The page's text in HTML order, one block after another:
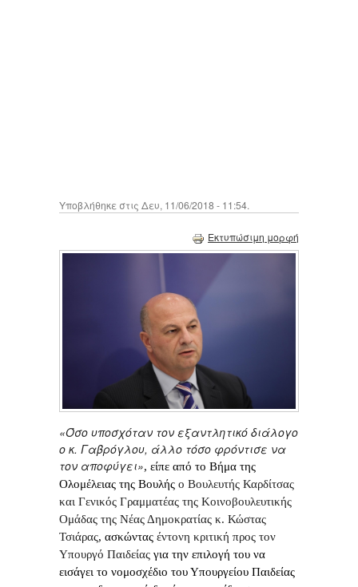
Υποβλήθηκε στις Δευ, 11/06/2018 - 11:54.
Εκτυπώσιμη μορφή
«Όσο υποσχόταν τον εξαντλητικό διάλογο
ο κ. Γαβρόγλου, άλλο τόσο φρόντισε να
τον αποφύγει», είπε από το Βήμα της
Ολομέλειας της Βουλής ο Βουλευτής Καρδίτσας
και Γενικός Γραμματέας της Κοινοβουλευτικής
Ομάδας της Νέας Δημοκρατίας κ. Κώστας
Τσιάρας, ασκώντας έντονη κριτική προς τον
Υπουργό Παιδείας για την επιλογή του να
εισάγει το νομοσχέδιο του Υπουργείου Παιδείας